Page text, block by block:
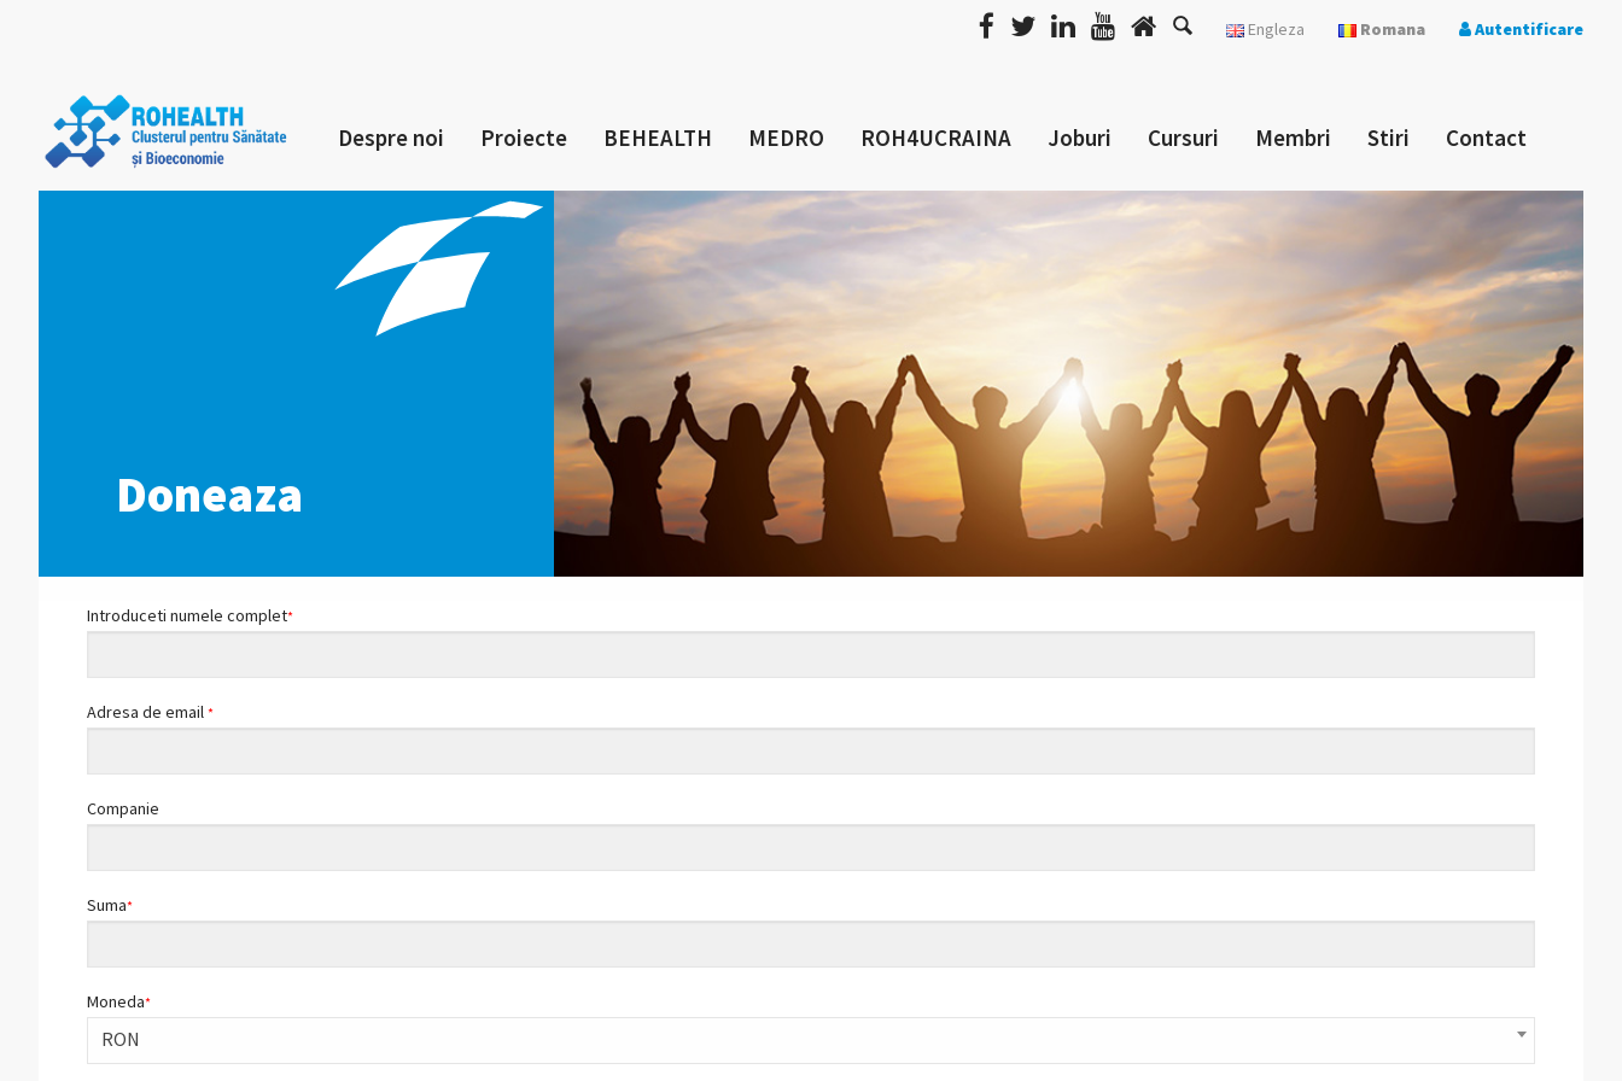
Engleza Romana Autentificare
Despre noi Proiecte BEHEALTH MEDRO ROH4UCRAINA Joburi Cursuri Membri Stiri Contact
Doneaza
Introduceti numele complet*
Adresa de email *
Companie
Suma*
Moneda*
RON